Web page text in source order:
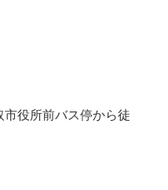
役所前バス停から徒